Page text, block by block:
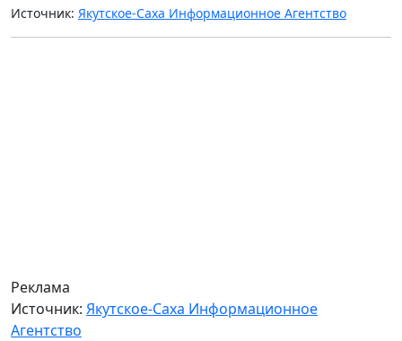
Источник: Якутское-Саха Информационное Агентство
Реклама
Источник: Якутское-Саха Информационное
Агентство